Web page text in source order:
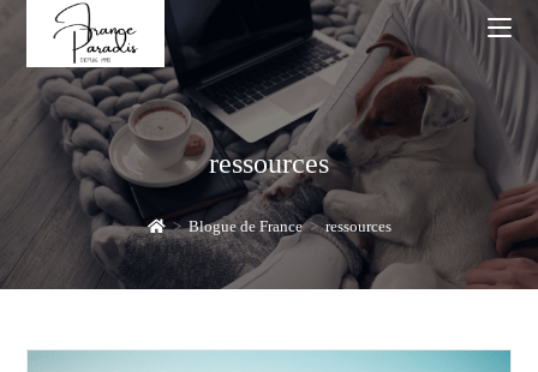
content
ressources
> Blogue de France > ressources